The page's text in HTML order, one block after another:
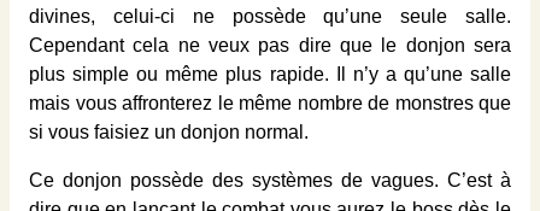
divines, celui-ci ne possède qu’une seule salle.
Cependant cela ne veux pas dire que le donjon sera
plus simple ou même plus rapide. Il n’y a qu’une salle
mais vous affronterez le même nombre de monstres que
si vous faisiez un donjon normal.
Ce donjon possède des systèmes de vagues. C’est à